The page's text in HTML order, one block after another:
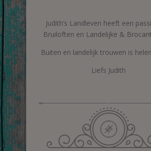
Judith’s Landleven heeft een
Bruiloften en Landelijke &
Buiten en landelijk trouwen is
Liefs Judith